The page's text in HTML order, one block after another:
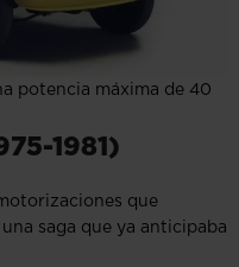
potencia máxima de 40
1981)
que
saga que ya anticipaba